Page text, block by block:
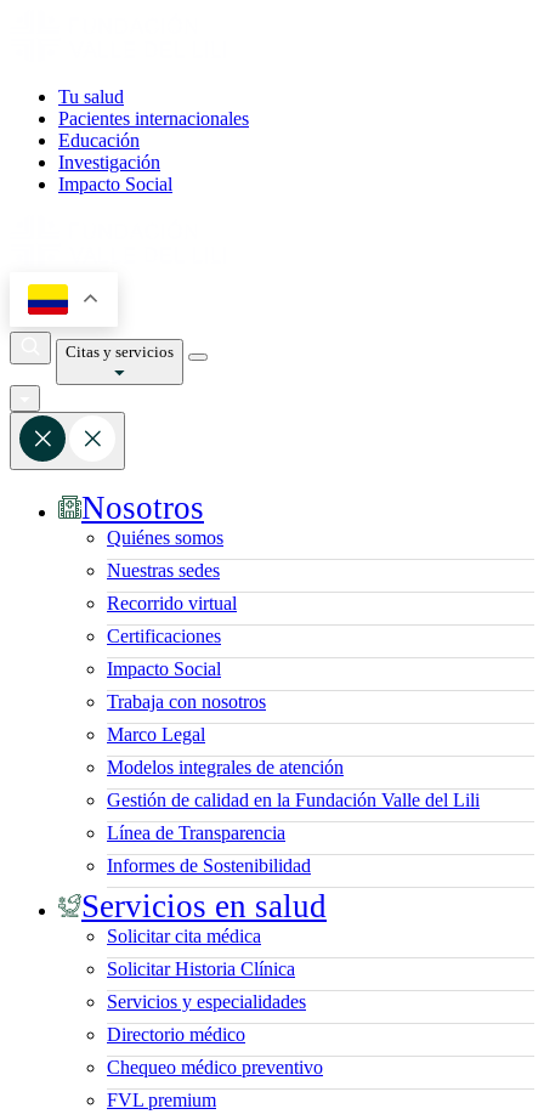
Tu salud
Pacientes internacionales
Educación
Investigación
Impacto Social
Citas y servicios
Nosotros
Quiénes somos
Nuestras sedes
Recorrido virtual
Certificaciones
Impacto Social
Trabaja con nosotros
Marco Legal
Modelos integrales de atención
Gestión de calidad en la Fundación Valle del Lili
Línea de Transparencia
Informes de Sostenibilidad
Servicios en salud
Solicitar cita médica
Solicitar Historia Clínica
Servicios y especialidades
Directorio médico
Chequeo médico preventivo
FVL premium